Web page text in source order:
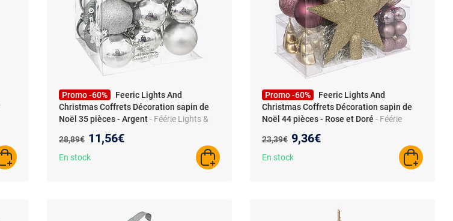
AJOUTER AU PANIER
Promo -60%
Feeric Lights And
Christmas Coffrets Décoration sapin de
Noël 35 pièces - Argent- Féérie Lights &
Noël 35 pièces - Argent - Design
Ancien prix :
28,89€ Nouveau prix :
11,56€
En stock
AJOUTER AU PANIER
Promo -60%
Feeric Lights And
Christmas Coffrets Décoration sapin de
Noël 44 pièces - Rose et Doré - Féérie
sapin de Noël 44 pièces - Rose et Doré -
Design
Ancien prix :
23,39€ Nouveau prix :
9,36€
En stock
AJOUTER